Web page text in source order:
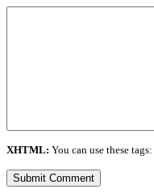
XHTML: You can use these tags: